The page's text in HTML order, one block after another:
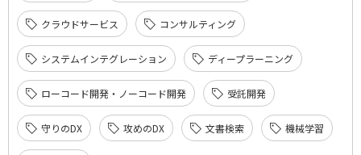
クラウドサービス コンサルティング
システムインテグレーション ディープラーニング
ローコード開発・ノーコード開発 受託開発
守りのDX 攻めのDX 文書検索 機械学習